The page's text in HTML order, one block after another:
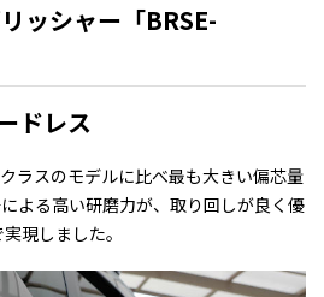
ッシャー「BRSE-
ドレス
ラスのモデルに比べ最も大きい偏芯量
による高い研磨力が、取り回しが良く優
現しました。